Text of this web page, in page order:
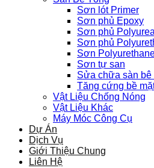
Sơn lót Primer
Sơn phủ Epoxy
Sơn phủ
Sơn phủ
Sơn
Sơn tự san
Sửa chữa sàn bê
Tăng cứng bề
Vật Liệu Chống Nóng
Vật Liệu Khác
Máy Móc Công Cụ
Dự Án
Dịch Vụ
Giới Thiệu Chung
Liên Hệ